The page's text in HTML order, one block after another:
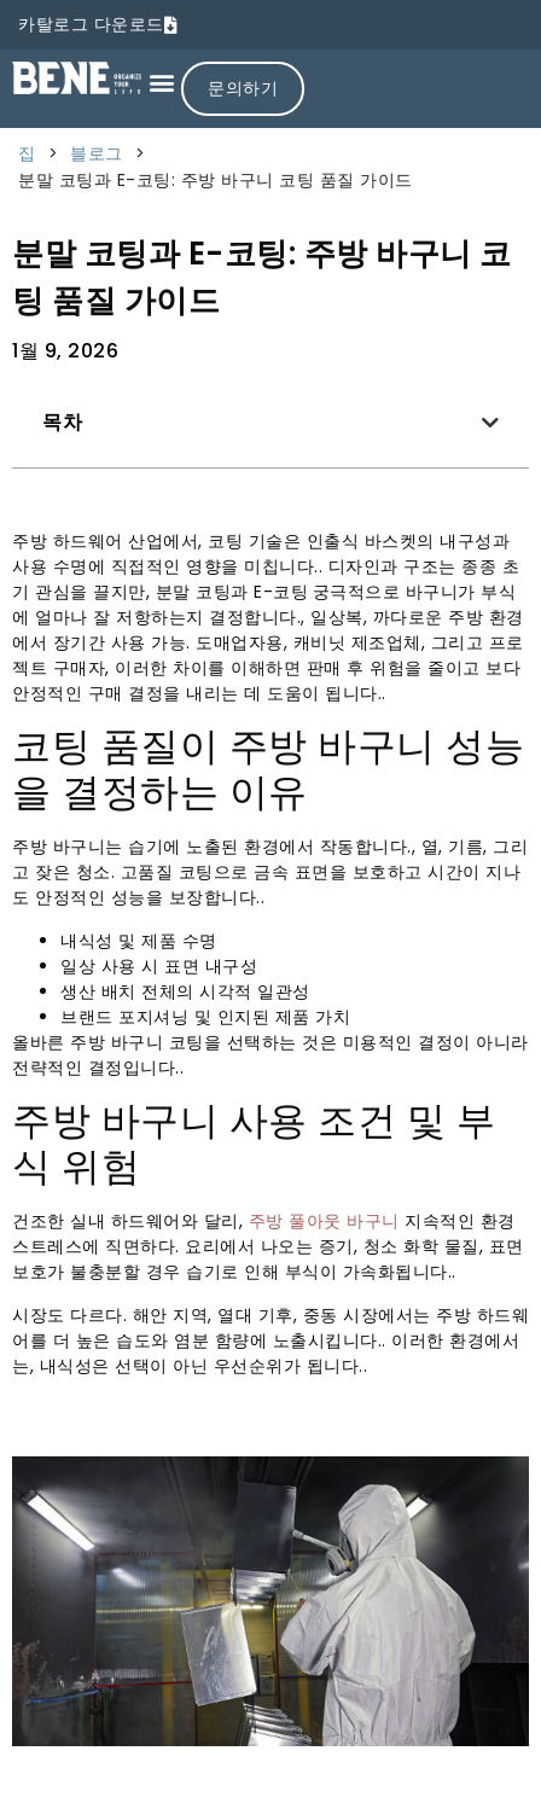
카탈로그 다운로드
문의하기
집 > 블로그
>
분말 코팅과 E-코팅: 주방 바구니 코팅 품질 가이드
분말 코팅과 E-코팅: 주방 바구니 코
팅 품질 가이드
1월 9, 2026
목차
주방 하드웨어 산업에서, 코팅 기술은 인출식 바스켓의 내구성과
사용 수명에 직접적인 영향을 미칩니다.. 디자인과 구조는 종종 초
기 관심을 끌지만, 분말 코팅과 E-코팅 궁극적으로 바구니가 부식
에 얼마나 잘 저항하는지 결정합니다., 일상복, 까다로운 주방 환경
에서 장기간 사용 가능. 도매업자용, 캐비닛 제조업체, 그리고 프로
젝트 구매자, 이러한 차이를 이해하면 판매 후 위험을 줄이고 보다
안정적인 구매 결정을 내리는 데 도움이 됩니다..
코팅 품질이 주방 바구니 성능
을 결정하는 이유
주방 바구니는 습기에 노출된 환경에서 작동합니다., 열, 기름, 그리
고 잦은 청소. 고품질 코팅으로 금속 표면을 보호하고 시간이 지나
도 안정적인 성능을 보장합니다..
내식성 및 제품 수명
일상 사용 시 표면 내구성
생산 배치 전체의 시각적 일관성
브랜드 포지셔닝 및 인지된 제품 가치
올바른 주방 바구니 코팅을 선택하는 것은 미용적인 결정이 아니라
전략적인 결정입니다..
주방 바구니 사용 조건 및 부
식 위험
건조한 실내 하드웨어와 달리, 주방 풀아웃 바구니 지속적인 환경
스트레스에 직면하다. 요리에서 나오는 증기, 청소 화학 물질, 표면
보호가 불충분할 경우 습기로 인해 부식이 가속화됩니다..
시장도 다르다. 해안 지역, 열대 기후, 중동 시장에서는 주방 하드웨
어를 더 높은 습도와 염분 함량에 노출시킵니다.. 이러한 환경에서
는, 내식성은 선택이 아닌 우선순위가 됩니다..